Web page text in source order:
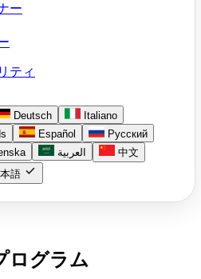
ー
ティ
Deutsch
Italiano
Español
Русский
العربية
中文
語 check
ログラム